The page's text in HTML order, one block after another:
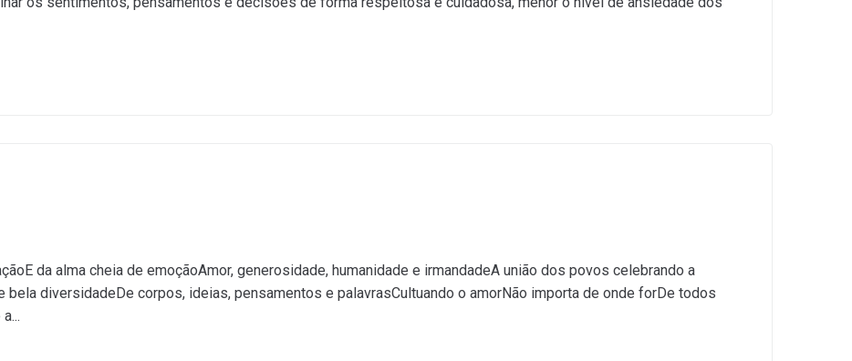
da alma cheia de emoçãoAmor, generosidade, humanidade e irmandadeA união dos povos celebrando a
bela diversidadeDe corpos, ideias, pensamentos e palavrasCultuando o amorNão importa de onde forDe todos